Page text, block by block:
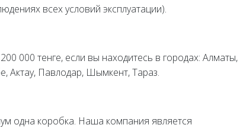
всех условий эксплуатации).
000 тенге, если вы находитесь в городах: Алматы,
Актау, Павлодар, Шымкент, Тараз.
одна коробка. Наша компания является